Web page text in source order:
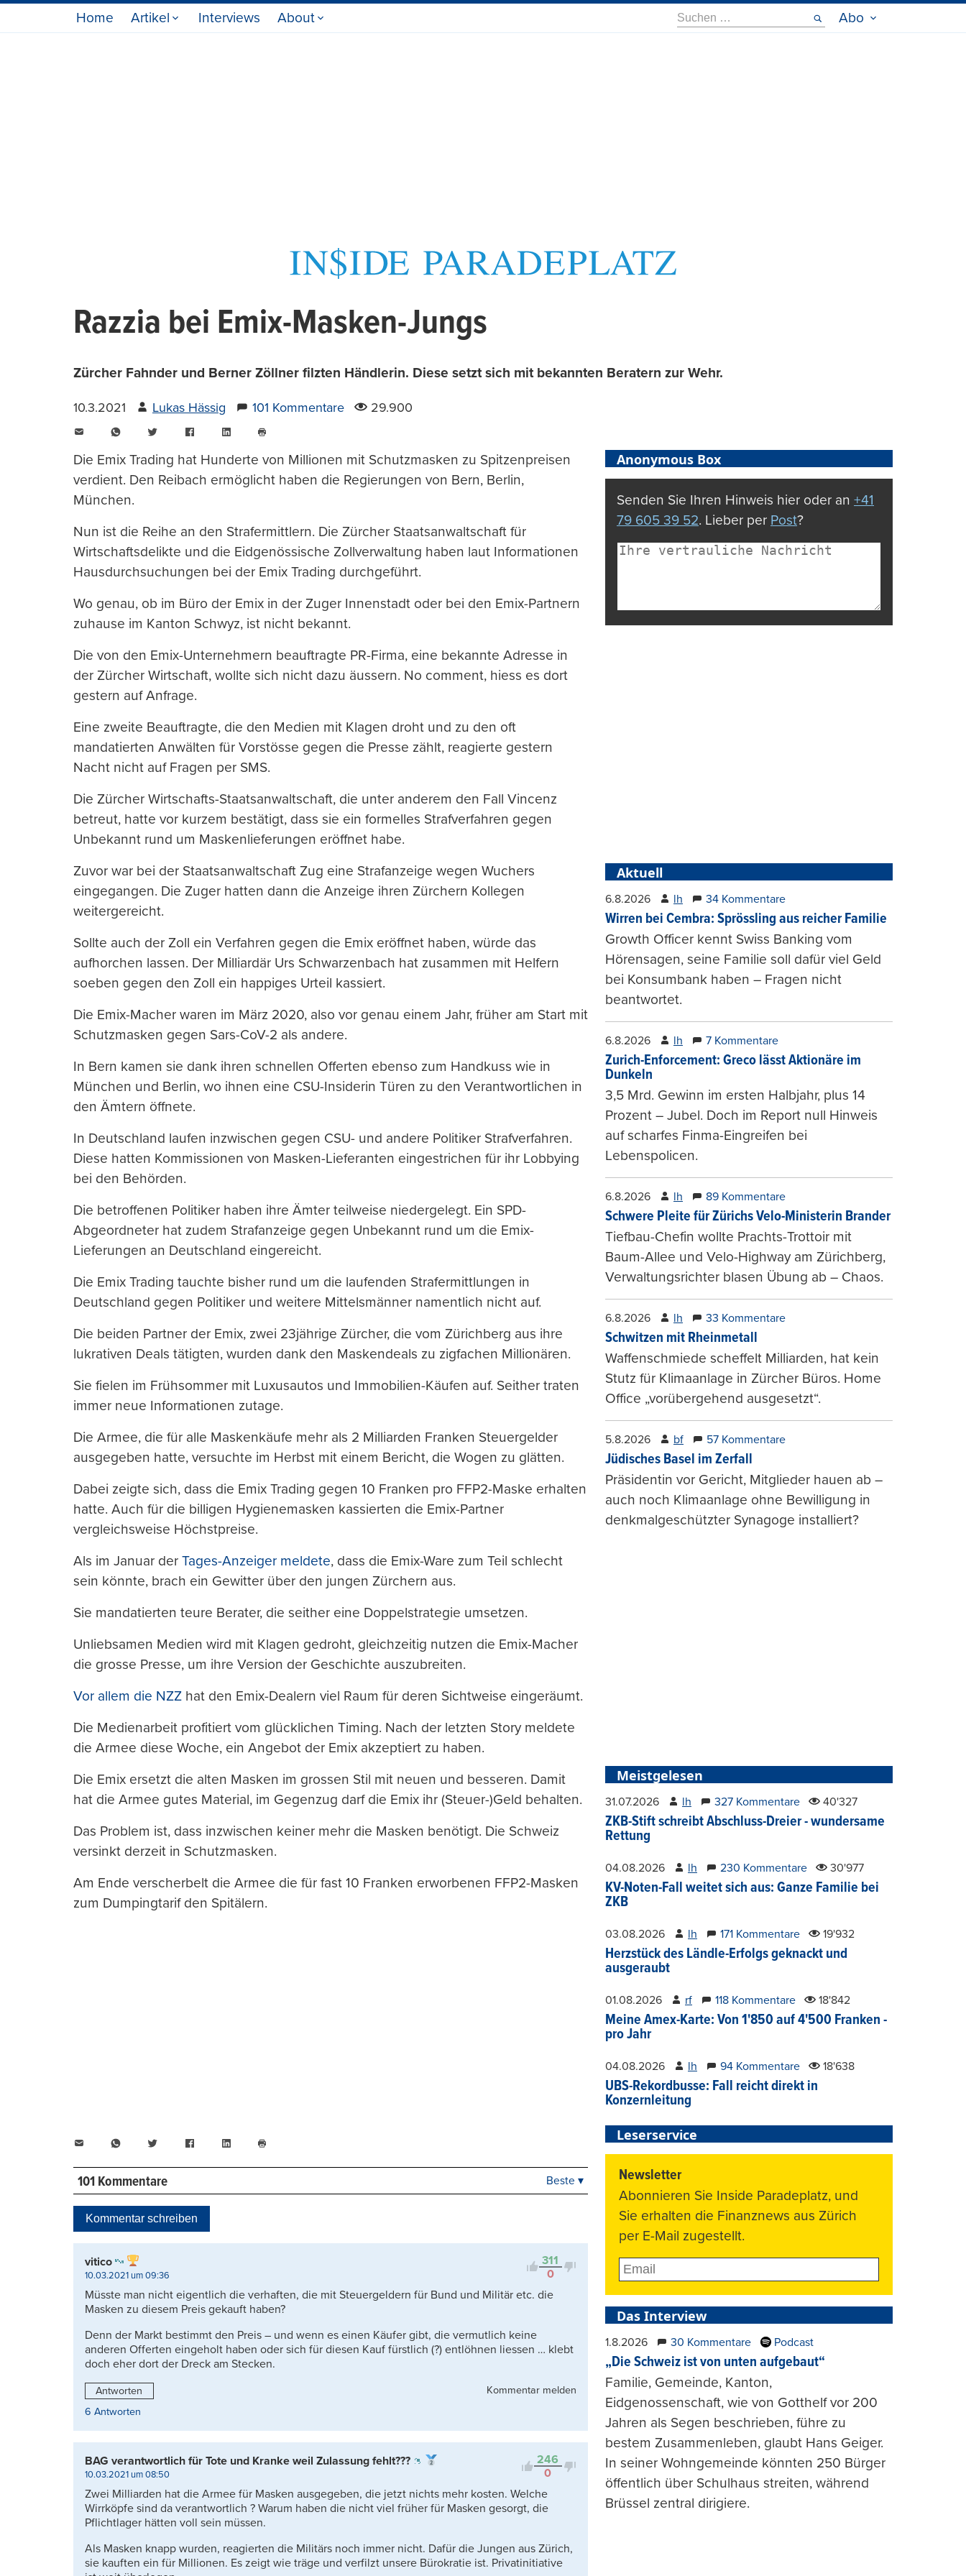
Home Artikel Interviews About
Suche
nach:
Abo
Razzia bei Emix-Masken-Jungs
Zürcher Fahnder und Berner Zöllner filzten Händlerin. Diese setzt sich mit bekannten Beratern zur Wehr.
10.3.2021 Lukas Hässig 101 Kommentare 29.900
WhatsAppTwitter FacebookLinkedIn
drucken
Die Emix Trading hat Hunderte von Millionen mit Schutzmasken zu Spitzenpreisen
verdient. Den Reibach ermöglicht haben die Regierungen von Bern, Berlin,
München.
Nun ist die Reihe an den Strafermittlern. Die Zürcher Staatsanwaltschaft für
Wirtschaftsdelikte und die Eidgenössische Zollverwaltung haben laut Informationen
Hausdurchsuchungen bei der Emix Trading durchgeführt.
Wo genau, ob im Büro der Emix in der Zuger Innenstadt oder bei den Emix-Partnern
zuhause im Kanton Schwyz, ist nicht bekannt.
Die von den Emix-Unternehmern beauftragte PR-Firma, eine bekannte Adresse in
der Zürcher Wirtschaft, wollte sich nicht dazu äussern. No comment, hiess es dort
gestern auf Anfrage.
Eine zweite Beauftragte, die den Medien mit Klagen droht und zu den oft
mandatierten Anwälten für Vorstösse gegen die Presse zählt, reagierte gestern
Nacht nicht auf Fragen per SMS.
Die Zürcher Wirtschafts-Staatsanwaltschaft, die unter anderem den Fall Vincenz
betreut, hatte vor kurzem bestätigt, dass sie ein formelles Strafverfahren gegen
Unbekannt rund um Maskenlieferungen eröffnet habe.
Zuvor war bei der Staatsanwaltschaft Zug eine Strafanzeige wegen Wuchers
eingegangen. Die Zuger hatten dann die Anzeige ihren Zürchern Kollegen
weitergereicht.
Sollte auch der Zoll ein Verfahren gegen die Emix eröffnet haben, würde das
aufhorchen lassen. Der Milliardär Urs Schwarzenbach hat zusammen mit Helfern
soeben gegen den Zoll ein happiges Urteil kassiert.
Die Emix-Macher waren im März 2020, also vor genau einem Jahr, früher am Start mit
Schutzmasken gegen Sars-CoV-2 als andere.
In Bern kamen sie dank ihren schnellen Offerten ebenso zum Handkuss wie in
München und Berlin, wo ihnen eine CSU-Insiderin Türen zu den Verantwortlichen in
den Ämtern öffnete.
In Deutschland laufen inzwischen gegen CSU- und andere Politiker Strafverfahren.
Diese hatten Kommissionen von Masken-Lieferanten eingestrichen für ihr Lobbying
bei den Behörden.
Die betroffenen Politiker haben ihre Ämter teilweise niedergelegt. Ein SPD-
Abgeordneter hat zudem Strafanzeige gegen Unbekannt rund um die Emix-
Lieferungen an Deutschland eingereicht.
Die Emix Trading tauchte bisher rund um die laufenden Strafermittlungen in
Deutschland gegen Politiker und weitere Mittelsmänner namentlich nicht auf.
Die beiden Partner der Emix, zwei 23jährige Zürcher, die vom Zürichberg aus ihre
lukrativen Deals tätigten, wurden dank den Maskendeals zu zigfachen Millionären.
Sie fielen im Frühsommer mit Luxusautos und Immobilien-Käufen auf. Seither traten
immer neue Informationen zutage.
Die Armee, die für alle Maskenkäufe mehr als 2 Milliarden Franken Steuergelder
ausgegeben hatte, versuchte im Herbst mit einem Bericht, die Wogen zu glätten.
Dabei zeigte sich, dass die Emix Trading gegen 10 Franken pro FFP2-Maske erhalten
hatte. Auch für die billigen Hygienemasken kassierten die Emix-Partner
vergleichsweise Höchstpreise.
Als im Januar der Tages-Anzeiger meldete, dass die Emix-Ware zum Teil schlecht
sein könnte, brach ein Gewitter über den jungen Zürchern aus.
Sie mandatierten teure Berater, die seither eine Doppelstrategie umsetzen.
Unliebsamen Medien wird mit Klagen gedroht, gleichzeitig nutzen die Emix-Macher
die grosse Presse, um ihre Version der Geschichte auszubreiten.
Vor allem die NZZ hat den Emix-Dealern viel Raum für deren Sichtweise eingeräumt.
Die Medienarbeit profitiert vom glücklichen Timing. Nach der letzten Story meldete
die Armee diese Woche, ein Angebot der Emix akzeptiert zu haben.
Die Emix ersetzt die alten Masken im grossen Stil mit neuen und besseren. Damit
hat die Armee gutes Material, im Gegenzug darf die Emix ihr (Steuer-)Geld behalten.
Das Problem ist, dass inzwischen keiner mehr die Masken benötigt. Die Schweiz
versinkt derzeit in Schutzmasken.
Am Ende verscherbelt die Armee die für fast 10 Franken erworbenen FFP2-Masken
zum Dumpingtarif den Spitälern.
WhatsAppTwitter FacebookLinkedIn
drucken
101 Kommentare
Kontrovers
Beste ▾
Kommentar schreiben
311
0
vitico
10.03.2021 um 09:36
Müsste man nicht eigentlich die verhaften, die mit Steuergeldern für Bund und Militär etc. die
Masken zu diesem Preis gekauft haben?
Denn der Markt bestimmt den Preis – und wenn es einen Käufer gibt, die vermutlich keine
anderen Offerten eingeholt haben oder sich für diesen Kauf fürstlich (?) entlöhnen liessen … klebt
doch eher dort der Dreck am Stecken.
Antworten
Kommentar melden
6 Antworten
246
0
BAG verantwortlich für Tote und Kranke weil Zulassung fehlt???
10.03.2021 um 08:50
Zwei Milliarden hat die Armee für Masken ausgegeben, die jetzt nichts mehr kosten. Welche
Wirrköpfe sind da verantwortlich ? Warum haben die nicht viel früher für Masken gesorgt, die
Pflichtlager hätten voll sein müssen.
Als Masken knapp wurden, reagierten die Militärs noch immer nicht. Dafür die Jungen aus Zürich,
sie kauften ein für Millionen. Es zeigt wie träge und verfilzt unsere Bürokratie ist. Privatinitiative
Anonymous Box
Senden Sie Ihren Hinweis hier oder an +41
79 605 39 52. Lieber per Post?
Aktuell
6.8.2026 lh 34 Kommentare
Wirren bei Cembra: Sprössling aus reicher Familie
Growth Officer kennt Swiss Banking vom
Hörensagen, seine Familie soll dafür viel Geld
bei Konsumbank haben – Fragen nicht
beantwortet.
6.8.2026 lh 7 Kommentare
Zurich-Enforcement: Greco lässt Aktionäre im
Dunkeln
3,5 Mrd. Gewinn im ersten Halbjahr, plus 14
Prozent – Jubel. Doch im Report null Hinweis
auf scharfes Finma-Eingreifen bei
Lebenspolicen.
6.8.2026 lh 89 Kommentare
Schwere Pleite für Zürichs Velo-Ministerin Brander
Tiefbau-Chefin wollte Prachts-Trottoir mit
Baum-Allee und Velo-Highway am Zürichberg,
Verwaltungsrichter blasen Übung ab – Chaos.
6.8.2026 lh 33 Kommentare
Schwitzen mit Rheinmetall
Waffenschmiede scheffelt Milliarden, hat kein
Stutz für Klimaanlage in Zürcher Büros. Home
Office „vorübergehend ausgesetzt“.
5.8.2026 bf 57 Kommentare
Jüdisches Basel im Zerfall
Präsidentin vor Gericht, Mitglieder hauen ab –
auch noch Klimaanlage ohne Bewilligung in
denkmalgeschützter Synagoge installiert?
Meistgelesen
31.07.2026 lh 327 Kommentare 40'327
ZKB-Stift schreibt Abschluss-Dreier - wundersame
Rettung
04.08.2026 lh 230 Kommentare 30'977
KV-Noten-Fall weitet sich aus: Ganze Familie bei
ZKB
03.08.2026 lh 171 Kommentare 19'932
Herzstück des Ländle-Erfolgs geknackt und
ausgeraubt
01.08.2026 rf 118 Kommentare 18'842
Meine Amex-Karte: Von 1'850 auf 4'500 Franken -
pro Jahr
04.08.2026 lh 94 Kommentare 18'638
UBS-Rekordbusse: Fall reicht direkt in
Konzernleitung
Leserservice
Newsletter
Abonnieren Sie Inside Paradeplatz, und
Sie erhalten die Finanznews aus Zürich
per E-Mail zugestellt.
Das Interview
1.8.2026 30 Kommentare Podcast
„Die Schweiz ist von unten aufgebaut“
Familie, Gemeinde, Kanton,
Eidgenossenschaft, wie von Gotthelf vor 200
Jahren als Segen beschrieben, führe zu
bestem Zusammenleben, glaubt Hans Geiger.
In seiner Wohngemeinde könnten 250 Bürger
öffentlich über Schulhaus streiten, während
Brüssel zentral dirigiere.